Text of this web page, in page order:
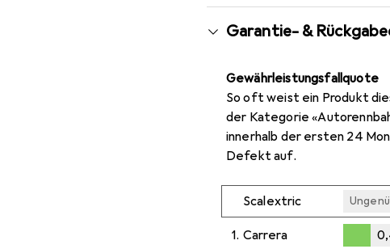
Garantie- &
Gewährleistungsfallquote
So oft weist ein Produkt
der Kategorie
innerhalb der ersten 24
Defekt auf.
Scalextric
1. Carrera